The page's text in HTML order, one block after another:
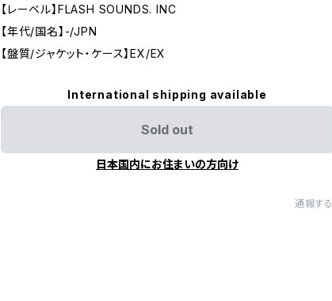
【レーベル】FLASH SOUNDS. INC
【年代/国名】-/JPN
【盤質/ジャケット・ケース】EX/EX
International shipping available
Sold out
日本国内にお住まいの方向け
通報する